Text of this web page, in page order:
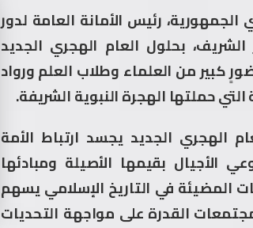
رئيس الأمانة العامة لدور
الشريف، بحلول العام الهجري الجديد
كبير من العلماء وطلاب العلم ورواد
حملتها الهجرة النبوية الشريفة.
الهجري الجديد يجسد ارتباط الأمة
الأجيال بقيمها الأصيلة ومبادئها
المضيئة في التاريخ الإسلامي يسهم
القدرة على مواجهة التحديات